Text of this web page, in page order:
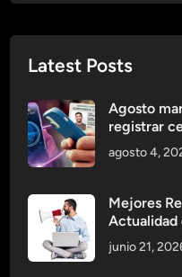
Latest Posts
Agosto
registrar
agosto 4,
Mejores
Actualidad
junio 21,